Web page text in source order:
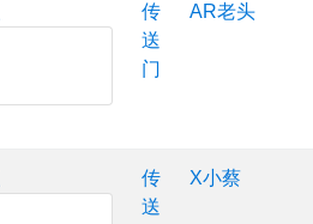
传
送
门
AR老头
传
送
X小蔡